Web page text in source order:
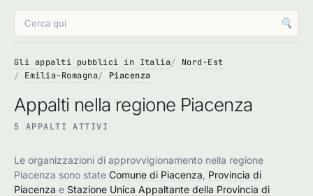
🔍
Gli appalti pubblici in Italia
Nord-Est
Emilia-Romagna
Piacenza
Appalti nella regione Piacenza
5 APPALTI ATTIVI
Le organizzazioni di approvvigionamento nella regione
Piacenza sono state Comune di Piacenza Provincia di
Piacenza e Stazione Unica Appaltante della Provincia di